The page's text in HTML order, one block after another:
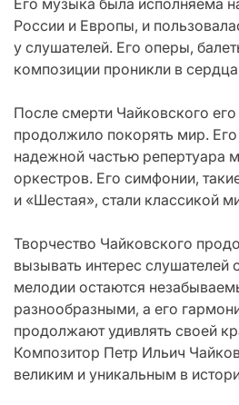
Его музыка была исполняема
России и Европы, и
у слушателей. Его оперы,
композиции проникли в
После смерти Чайковского его
продолжило покорять мир.
надежной частью репертуара
оркестров. Его симфонии,
и «Шестая», стали классикой
Творчество Чайковского
вызывать интерес слушателей
мелодии остаются
разнообразными, а его
продолжают удивлять своей
Композитор Петр Ильич
великим и уникальным в